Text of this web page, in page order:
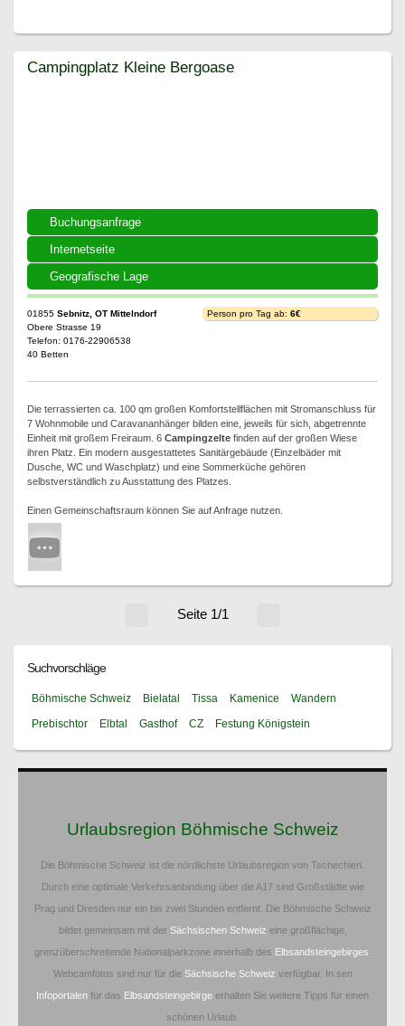
Campingplatz Kleine Bergoase
Buchungsanfrage
Internetseite
Geografische Lage
Campingplatz Kleine Bergoase
01855 Sebnitz, OT Mittelndorf
Obere Strasse 19
Telefon: 0176-22906538
40 Betten
Person pro Tag ab: 6€
Die terrassierten ca. 100 qm großen Komfortstellflächen mit Stromanschluss für
7 Wohnmobile und Caravananhänger bilden eine, jeweils für sich, abgetrennte
Einheit mit großem Freiraum. 6 Campingzelte finden auf der großen Wiese
ihren Platz. Ein modern ausgestattetes Sanitärgebäude (Einzelbäder mit
Dusche, WC und Waschplatz) und eine Sommerküche gehören
selbstverständlich zu Ausstattung des Platzes.
Einen Gemeinschaftsraum können Sie auf Anfrage nutzen.
Seite 1/1
Suchvorschläge
Böhmische Schweiz Bielatal Tissa Kamenice
Wandern
Prebischtor
Elbtal Gasthof CZ Festung Königstein
Urlaubsregion Böhmische Schweiz
Die Böhmische Schweiz ist die nördlichste Urlaubsregion von Tschechien.
Durch eine optimale Verkehrsanbindung über die A17 sind Großstädte wie
Prag und Dresden nur ein bis zwei Stunden entfernt. Die Böhmische Schweiz
bildet gemeinsam mit der Sächsischen Schweiz eine großflächige,
grenzüberschreitende Nationalparkzone innerhalb des Elbsandsteingebirges
Webcamfotos sind nur für die Sächsische Schweiz verfügbar. In sen
Infoportalen für das Elbsandsteingebirge erhalten Sie weitere Tipps für einen
schönen Urlaub.